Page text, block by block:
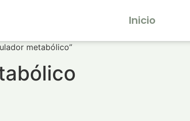
Inicio
metabólico”